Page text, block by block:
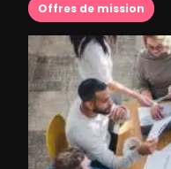
Offres de mission